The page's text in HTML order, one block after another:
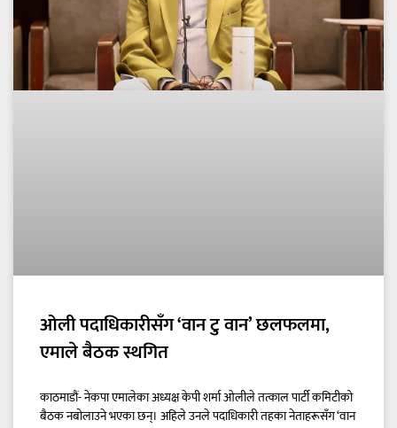
ओली पदाधिकारीसँग ‘वान टु वान’ छलफलमा,
एमाले बैठक स्थगित
काठमाडौं- नेकपा एमालेका अध्यक्ष केपी शर्मा ओलीले तत्काल पार्टी कमिटीको
बैठक नबोलाउने भएका छन्। अहिले उनले पदाधिकारी तहका नेताहरूसँग ‘वान